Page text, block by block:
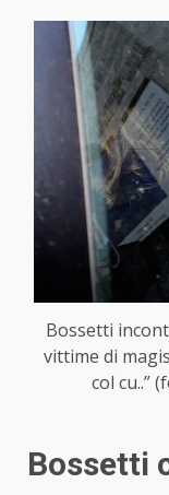
Bossetti
vittime di
col cu..”
Bossetti